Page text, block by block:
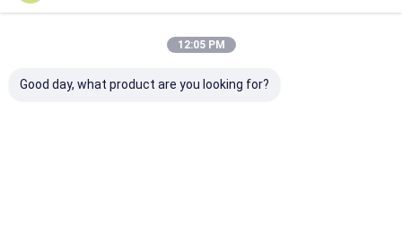
機械を作る防水シート
自動切断およびミシン
12:05 PM
Good day, what product are you looking for?